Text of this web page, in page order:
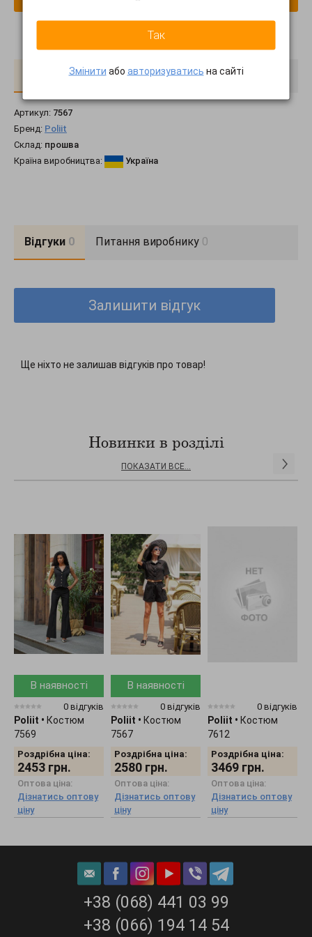
Про товар Доставка Оплата
Артикул: 7567
Бренд: Poliit
Склад: прошва
Країна виробництва:
Україна
Відгуки 0 Питання виробнику 0
Залишити відгук
Ще ніхто не залишав відгуків про товар!
Новинки в розділі
ПОКАЗАТИ ВСЕ...
В наявності
0 відгуків
Poliit • Костюм
7569
Роздрібна ціна:
2453 грн.
Оптова ціна:
Дізнатись оптову
ціну
В наявності
0 відгуків
Poliit • Костюм
7567
Роздрібна ціна:
2580 грн.
Оптова ціна:
Дізнатись оптову
ціну
0 відгуків
Poliit • Костюм
7612
Роздрібна ціна:
3469 грн.
Оптова ціна:
Дізнатись оптову
ціну
+38 (068) 441 03 99
+38 (066) 194 14 54
Так
Змінити або авторизуватись на сайті